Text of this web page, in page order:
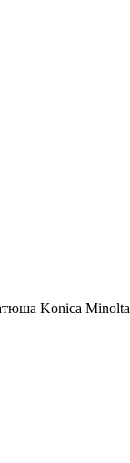
Konica Minolta